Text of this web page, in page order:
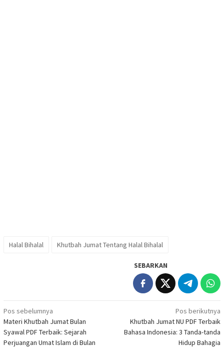
Halal Bihalal Khutbah Jumat Tentang Halal Bihalal
SEBARKAN
Navigasi
pos
Pos sebelumnya
Materi Khutbah Jumat Bulan
Syawal PDF Terbaik: Sejarah
Perjuangan Umat Islam di Bulan
Pos berikutnya
Khutbah Jumat NU PDF Terbaik
Bahasa Indonesia: 3 Tanda-tanda
Hidup Bahagia